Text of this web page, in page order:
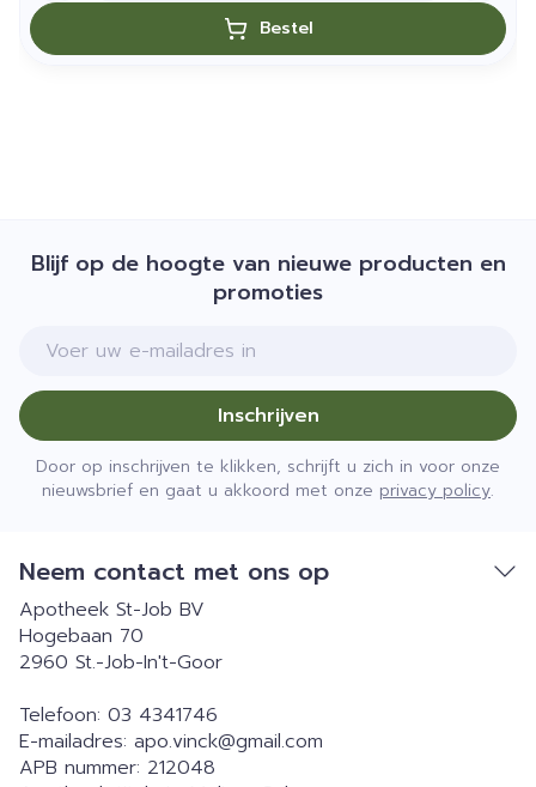
Bestel
Blijf op de hoogte van nieuwe producten en
promoties
E-mail adres
Inschrijven
Door op inschrijven te klikken, schrijft u zich in voor onze
nieuwsbrief en gaat u akkoord met onze privacy policy.
Neem contact met ons op
Apotheek St-Job BV
Hogebaan 70
2960 St.-Job-In't-Goor
Telefoon: 03 4341746
E-mailadres: apo.vinck@gmail.com
APB nummer: 212048